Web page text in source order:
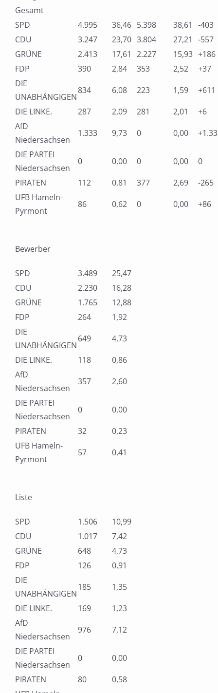
Gesamt
SPD
4.995 36,46 5.398 38,61
-403
CDU
3.247 23,70 3.804 27,21
-557
GRÜNE
2.413 17,61 2.227 15,93 +186
FDP
390 2,84 353 2,52
+37
DIE
UNABHÄNGIGEN
834 6,08 223 1,59
+611
DIE LINKE.
287 2,09 281 2,01
+6
AfD
Niedersachsen
1.333 9,73 0 0,00
DIE PARTEI
Niedersachsen
0 0,00 0 0,00
0
PIRATEN
112 0,81 377 2,69
-265
UFB Hameln-
Pyrmont
86 0,62 0 0,00 +86
Bewerber
SPD 3.489
25,47
CDU
2.230
16,28
GRÜNE
1.765
12,88
FDP
264
1,92
DIE
UNABHÄNGIGEN
649
4,73
DIE LINKE.
118
0,86
AfD
Niedersachsen
357
2,60
DIE PARTEI
Niedersachsen
0
0,00
PIRATEN
32
0,23
UFB Hameln-
Pyrmont
57 0,41
Liste
SPD 1.506
10,99
CDU
1.017
7,42
GRÜNE
648
4,73
FDP
126
0,91
DIE
UNABHÄNGIGEN
185
1,35
DIE LINKE.
169
1,23
AfD
Niedersachsen
976
7,12
DIE PARTEI
Niedersachsen
0
0,00
PIRATEN
80
0,58